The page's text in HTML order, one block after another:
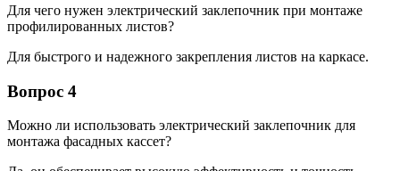
Для чего нужен электрический заклепочник при монтаже
профилированных листов?
Для быстрого и надежного закрепления листов на каркасе.
Вопрос 4
Можно ли использовать электрический заклепочник для
монтажа фасадных кассет?